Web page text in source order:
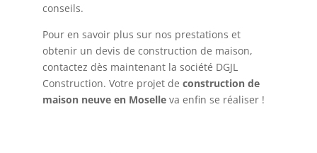
conseils.
Pour en savoir plus sur nos prestations et
obtenir un devis de construction de maison,
contactez dès maintenant la société DGJL
Construction. Votre projet de construction de
maison neuve en Moselleva enfin se réaliser !